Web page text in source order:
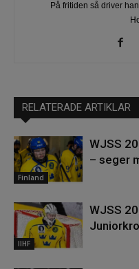
På fritiden så driver
RELATERADE ARTIKLAR
Finland
WJSS
– seger
IIHF
WJSS